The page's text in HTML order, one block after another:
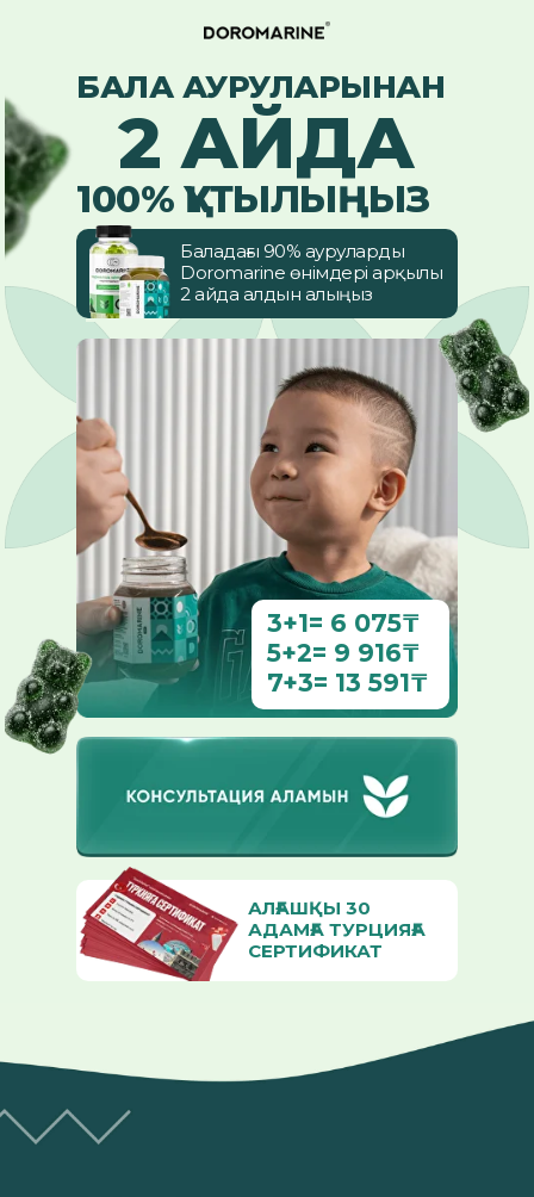
БАЛА АУРУЛАРЫНАН
2 АЙДА
100% ҚҰТЫЛЫҢЫЗ
Баладағы 90% ауруларды
Doromarine өнімдері арқылы
2 айда алдын алыңыз
3+1= 6 075₸
5+2= 9 916₸
7+3= 13 591₸
АЛҒАШҚЫ 30
АДАМҒА ТУРЦИЯҒА
СЕРТИФИКАТ